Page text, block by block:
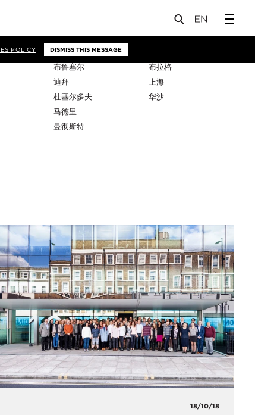
POLICY DISMISS THIS MESSAGE
布鲁塞尔
迪拜
杜塞尔多夫
马德里
曼彻斯特
布拉格
上海
华沙
18/10/18